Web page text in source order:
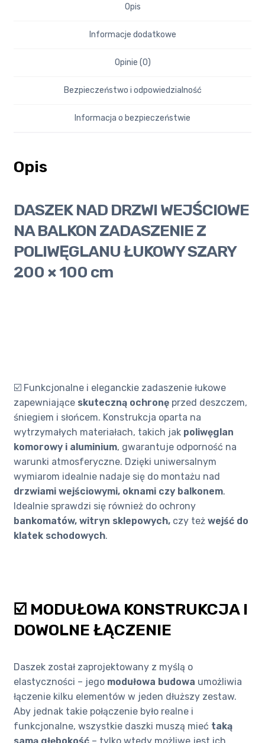
Opis
Informacje dodatkowe
Opinie (0)
Bezpieczeństwo i odpowiedzialność
Informacja o bezpieczeństwie
Opis
DASZEK NAD DRZWI WEJŚCIOWE
NA BALKON ZADASZENIE Z
POLIWĘGLANU ŁUKOWY SZARY
200 × 100 cm
☑️ Funkcjonalne i eleganckie zadaszenie łukowe
zapewniające skuteczną ochronęprzed deszczem,
śniegiem i słońcem. Konstrukcja oparta na
wytrzymałych materiałach, takich jak poliwęglan
komorowy i aluminium, gwarantuje odporność na
warunki atmosferyczne. Dzięki uniwersalnym
wymiarom idealnie nadaje się do montażu nad
drzwiami wejściowymi, oknami czy balkonem.
Idealnie sprawdzi się również do ochrony
bankomatów, witryn sklepowych,czy też wejść do
klatek schodowych.
☑️ MODUŁOWA KONSTRUKCJA I
DOWOLNE ŁĄCZENIE
Daszek został zaprojektowany z myślą o
elastyczności – jego modułowa budowa umożliwia
łączenie kilku elementów w jeden dłuższy zestaw.
Aby jednak takie połączenie było realne i
funkcjonalne, wszystkie daszki muszą mieć taką